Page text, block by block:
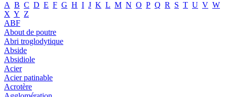
A B C D E F G H I J K L M N O P Q R S T U V W
X Y Z
ABF
About de poutre
Abri troglodytique
Abside
Absidiole
Acier
Acier patinable
Acrotère